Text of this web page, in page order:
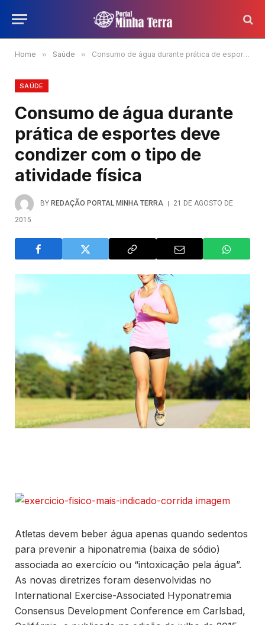
Home » Saúde » Consumo de água durante prática de esportes deve condizer com o tipo de atividade física
SAÚDE
Consumo de água durante
prática de esportes deve
condizer com o tipo de
atividade física
BY REDAÇÃO PORTAL MINHA TERRA
21 DE AGOSTO DE
2015
Atletas devem beber água apenas quando sedentos
para prevenir a hiponatremia (baixa de sódio)
associada ao exercício ou “intoxicação pela água”.
As novas diretrizes foram desenvolvidas no
International Exercise-Associated Hyponatremia
Consensus Development Conference em Carlsbad,